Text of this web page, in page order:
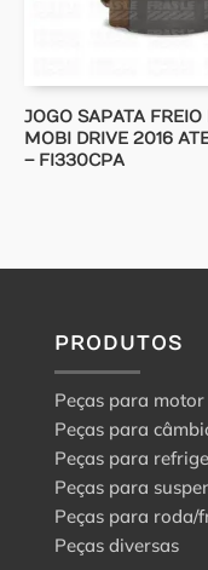
JOGO SAPATA FREIO
MOBI DRIVE 2016
– FI330CPA
PRODUTOS
Peças para motor
Peças para
Peças para
Peças para
Peças para roda/
Peças diversas